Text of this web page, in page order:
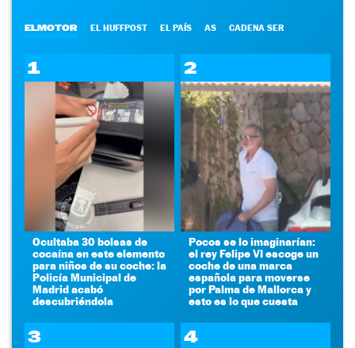
ELMOTOR EL HUFFPOST EL PAÍS AS CADENA SER
1
Ocultaba 30 bolsas de
cocaína en este elemento
para niños de su coche: la
Policía Municipal de
Madrid acabó
descubriéndola
2
Pocos se lo imaginarían:
el rey Felipe VI escoge un
coche de una marca
española para moverse
por Palma de Mallorca y
esto es lo que cuesta
3 4